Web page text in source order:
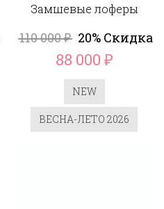
Замшевые лоферы
110 000₽ 20% Скидка
88 000 ₽
NEW
ВЕСНА-ЛЕТО 2026